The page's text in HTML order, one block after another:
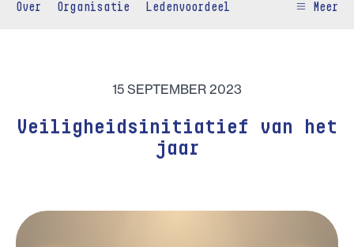
Over Organisatie Ledenvoordeel Meer
15 SEPTEMBER 2023
Veiligheidsinitiatief van het
jaar